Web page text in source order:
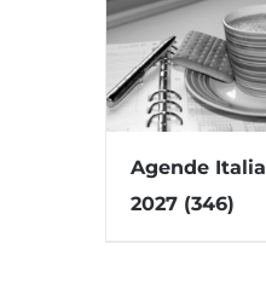
Agende Italia
2027 (346)